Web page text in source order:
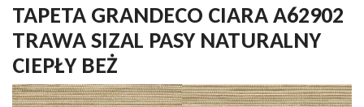
TAPETA GRANDECO CIARA A62902
TRAWA SIZAL PASY NATURALNY
CIEPŁY BEŻ